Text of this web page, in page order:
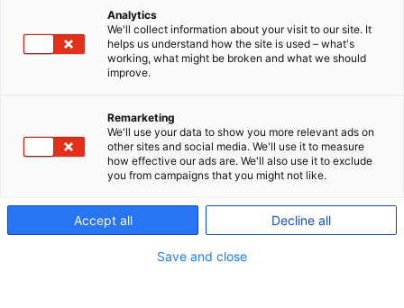
4. When we pay pension and insurance
benefits
4.2 What personal data do we process?
Analytics
We'll collect information about your visit to our site. It
helps us understand how the site is used – what's
working, what might be broken and what we should
improve.
Remarketing
We'll use your data to show you more relevant ads on
other sites and social media. We'll use it to measure
how effective our ads are. We'll also use it to exclude
you from campaigns that you might not like.
Accept all Decline all
Save and close